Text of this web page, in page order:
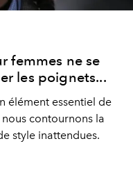
femmes ne se
les poignets...
élément essentiel de
contournons la
style inattendues.